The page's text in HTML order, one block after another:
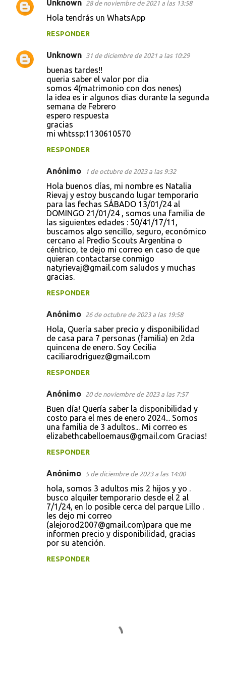
C
e
n
Unknown 28 de noviembre de 2021 a las 13:58
Hola tendrás un WhatsApp
RESPONDER
Unknown 31 de diciembre de 2021 a las 10:29
buenas tardes!!
queria saber el valor por dia
somos 4(matrimonio con dos nenes)
la idea es ir algunos dias durante la segunda
semana de Febrero
espero respuesta
gracias
mi whtssp:1130610570
RESPONDER
Anónimo 1 de octubre de 2023 a las 9:32
Hola buenos días, mi nombre es Natalia
Rievaj y estoy buscando lugar temporario
para las fechas SÁBADO 13/01/24 al
DOMINGO 21/01/24 , somos una familia de
las siguientes edades : 50/41/17/11,
buscamos algo sencillo, seguro, económico
cercano al Predio Scouts Argentina o
céntrico, te dejo mi correo en caso de que
quieran contactarse conmigo
natyrievaj@gmail.com saludos y muchas
gracias.
RESPONDER
Anónimo 26 de octubre de 2023 a las 19:58
Hola, Quería saber precio y disponibilidad
de casa para 7 personas (familia) en 2da
quincena de enero. Soy Cecilia
caciliarodriguez@gmail.com
RESPONDER
Anónimo 20 de noviembre de 2023 a las 7:57
Buen día! Quería saber la disponibilidad y
costo para el mes de enero 2024... Somos
una familia de 3 adultos... Mi correo es
elizabethcabelloemaus@gmail.com Gracias!
RESPONDER
Anónimo 5 de diciembre de 2023 a las 14:00
hola, somos 3 adultos mis 2 hijos y yo .
busco alquiler temporario desde el 2 al
7/1/24, en lo posible cerca del parque Lillo .
les dejo mi correo
(alejorod2007@gmail.com)para que me
informen precio y disponibilidad, gracias
por su atención.
RESPONDER